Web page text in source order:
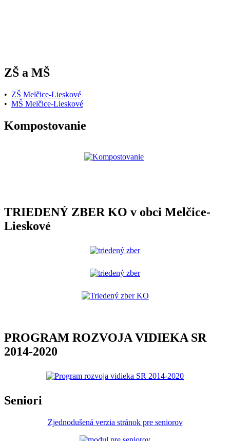
ZŠ a MŠ
• ZŠ Melčice-Lieskové
• MŠ Melčice-Lieskové
Kompostovanie
TRIEDENÝ ZBER KO v obci Melčice-
Lieskové
PROGRAM ROZVOJA VIDIEKA SR
2014-2020
Seniori
Zjednodušená verzia stránok pre seniorov